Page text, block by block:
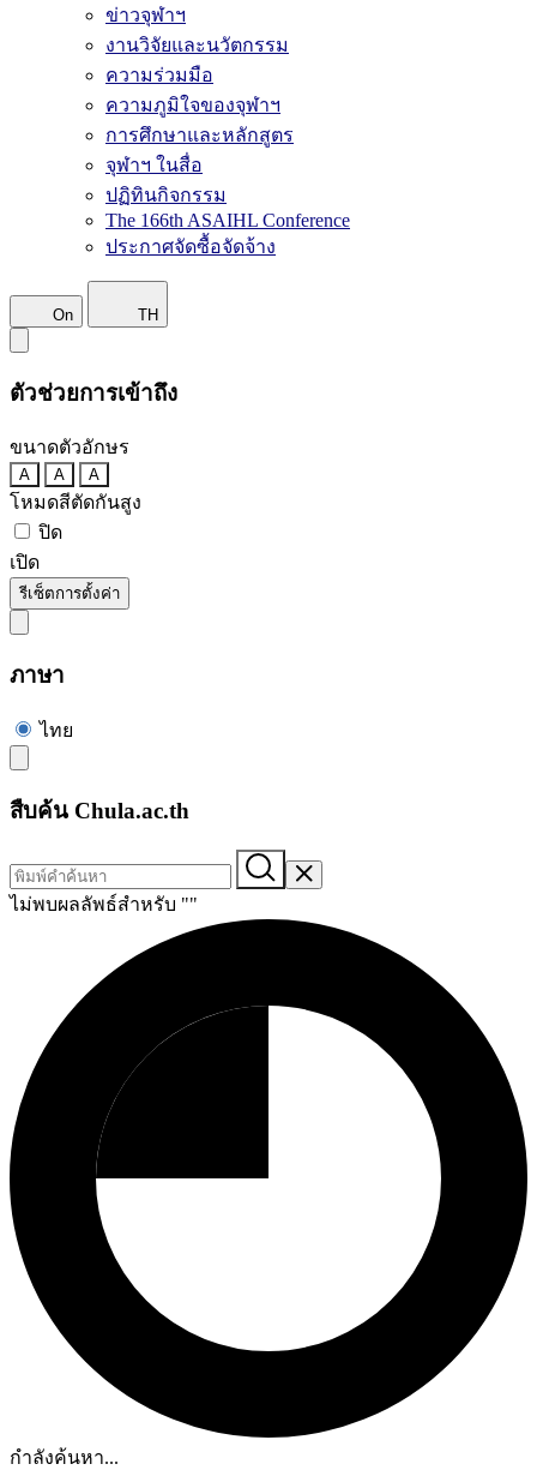
ข่าวจุฬาฯ
งานวิจัยและนวัตกรรม
ความร่วมมือ
ความภูมิใจของจุฬาฯ
การศึกษาและหลักสูตร
จุฬาฯ ในสื่อ
ปฏิทินกิจกรรม
The 166th ASAIHL Conference
ประกาศจัดซื้อจัดจ้าง
On TH
ตัวช่วยการเข้าถึง
ขนาดตัวอักษร
A A A
โหมดสีตัดกันสูง
ปิด
เปิด
รีเซ็ตการตั้งค่า
ภาษา
ไทย
สืบค้น Chula.ac.th
ไม่พบผลลัพธ์สำหรับ ""
กำลังค้นหา...